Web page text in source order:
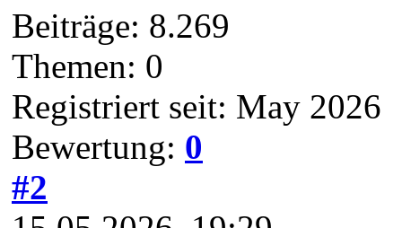
Beiträge: 8.269
Themen: 0
Registriert seit: May 2026
Bewertung: 0
#2